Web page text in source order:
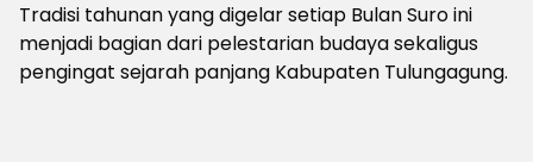
Tradisi tahunan yang digelar setiap Bulan Suro ini
menjadi bagian dari pelestarian budaya sekaligus
pengingat sejarah panjang Kabupaten Tulungagung.